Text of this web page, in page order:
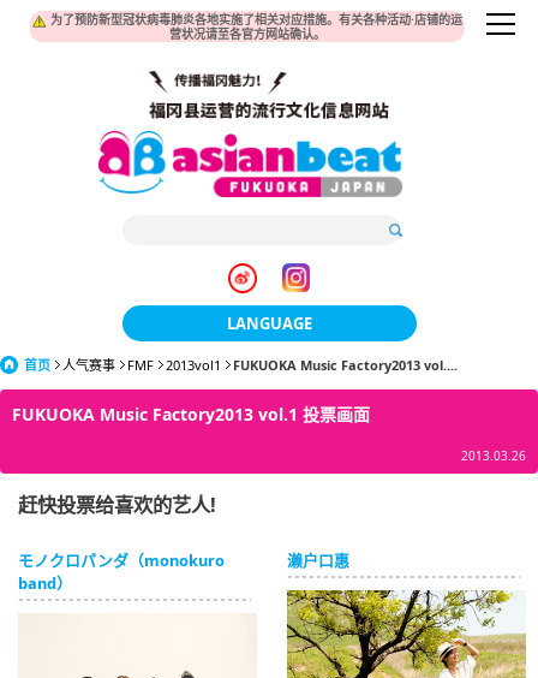
为了预防新型冠状病毒肺炎各地实施了相关对应措施。有关各种活动·店铺的运
营状况请至各官方网站确认。
LANGUAGE
日本語
한국어
English
ภาษาไทย
tiéng Viêt
首页 人气赛事 FMF 2013vol1 FUKUOKA Music Factory2013 vol....
FUKUOKA Music Factory2013 vol.1 投票画面
2013.03.26
赶快投票给喜欢的艺人!
モノクロパンダ（monokuro
band）
濑户口惠